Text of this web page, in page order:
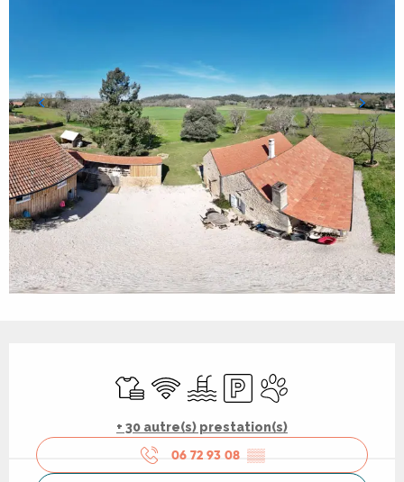
Draps et linge
WiFi PiscineParkingAnimaux acceptés
+ 30 autre(s) prestation(s)
06 72 93 08 ▒▒